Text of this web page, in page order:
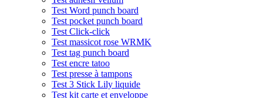
Test Word punch board
Test pocket punch board
Test Click-click
Test massicot rose WRMK
Test tag punch board
Test encre tatoo
Test presse à tampons
Test 3 Stick Lily liquide
Test kit carte et enveloppe